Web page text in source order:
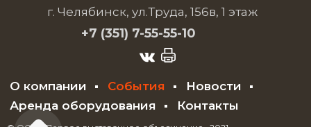
г. Челябинск, ул.Труда, 156в, 1 этаж
+7 (351) 7-55-55-10
О компании События
Новости
Аренда оборудования
Контакты